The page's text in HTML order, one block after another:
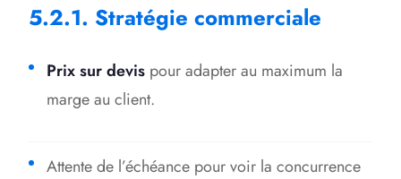
5.2.1. Stratégie commerciale
Prix sur devis pour adapter au maximum la
marge au client.
Attente de l’échéance pour voir la concurrence